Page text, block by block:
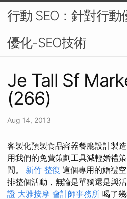
行動 SEO：針對行動
優化-SEO技術
Je Tall Sf
(266)
Aug 14, 2013
客製化預製食品容器餐廳設計製
用我們的免費策劃工具減輕婚禮
間。 新竹 整復 這個專用的婚禮
排整個活動，無論是單獨還是與
證 大雅按摩 會計師事務所 喝了